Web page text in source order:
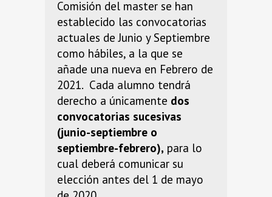
Comisión del master se han
establecido las convocatorias
actuales de Junio y Septiembre
como hábiles, a la que se
añade una nueva en Febrero de
2021. Cada alumno tendrá
derecho a únicamente dos
convocatorias sucesivas
(junio-septiembre o
septiembre-febrero), para lo
cual deberá comunicar su
elección antes del 1 de mayo